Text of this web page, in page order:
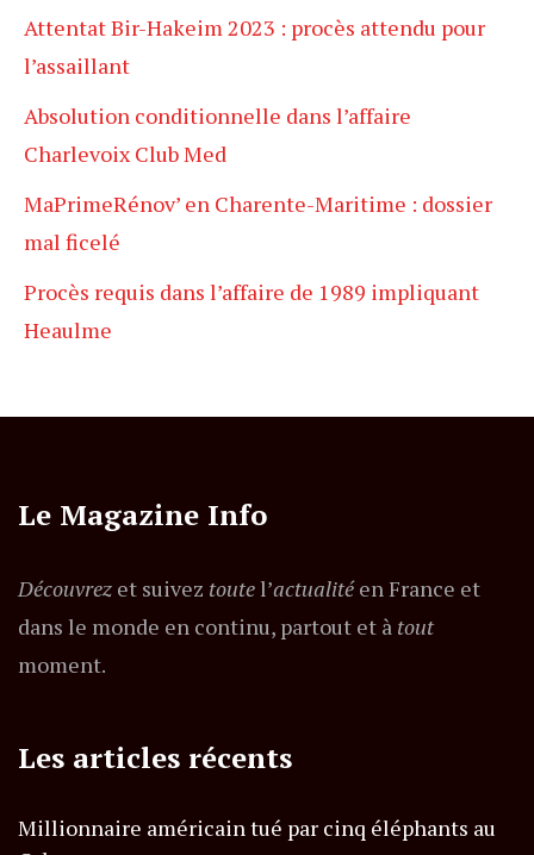
Attentat Bir-Hakeim 2023 : procès attendu pour
l’assaillant
Absolution conditionnelle dans l’affaire
Charlevoix Club Med
MaPrimeRénov’ en Charente-Maritime : dossier
mal ficelé
Procès requis dans l’affaire de 1989 impliquant
Heaulme
Le Magazine Info
Découvrez et suivez toutel’actualitéen France et
dans le monde en continu, partout et à tout
moment.
Les articles récents
Millionnaire américain tué par cinq éléphants au